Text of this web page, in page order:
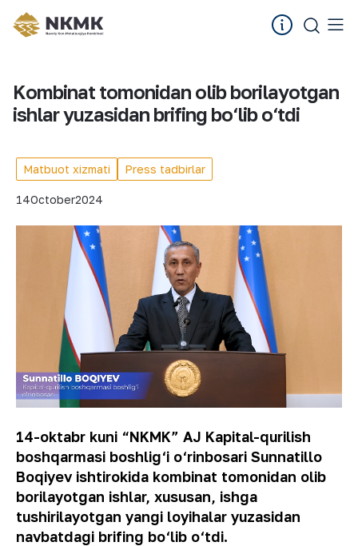
Kombinat tomonidan olib borilayotgan
ishlar yuzasidan brifing bo‘lib o‘tdi
Matbuot xizmati Press tadbirlar
14October2024
14-oktabr kuni “NKMK” AJ Kapital-qurilish
boshqarmasi boshlig‘i o‘rinbosari Sunnatillo
Boqiyev ishtirokida kombinat tomonidan olib
borilayotgan ishlar, xususan, ishga
tushirilayotgan yangi loyihalar yuzasidan
navbatdagi brifing bo‘lib o‘tdi.